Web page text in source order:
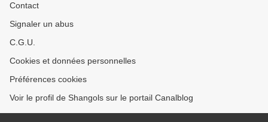
Contact
Signaler un abus
C.G.U.
Cookies et données personnelles
Préférences cookies
Voir le profil de Shangols sur le portail Canalblog